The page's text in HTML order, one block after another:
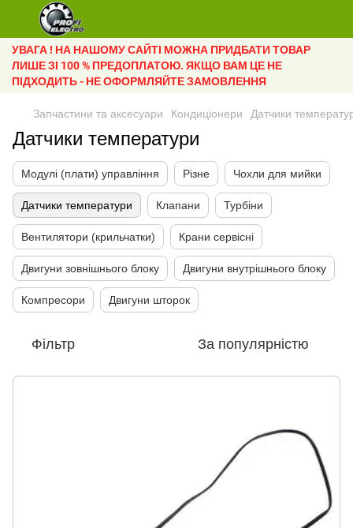
УВАГА ! НА НАШОМУ САЙТІ МОЖНА ПРИДБАТИ ТОВАР
ЛИШЕ ЗІ 100 % ПРЕДОПЛАТОЮ. ЯКЩО ВАМ ЦЕ НЕ
ПІДХОДИТЬ - НЕ ОФОРМЛЯЙТЕ ЗАМОВЛЕННЯ
Запчастини та аксесуари Кондиціонери Датчики
Датчики температури
Модулі (плати) управління Різне Чохли для мийки
Датчики температури Клапани Турбіни
Вентилятори (крильчатки) Крани сервісні
Двигуни зовнішнього блоку Двигуни внутрішнього блоку
Компресори Двигуни шторок
Фільтр За популярністю